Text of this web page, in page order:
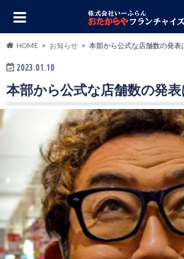
HOME お知らせ 本部から公式な店舗数の発表
2023.01.10
本部から公式な店舗数の発